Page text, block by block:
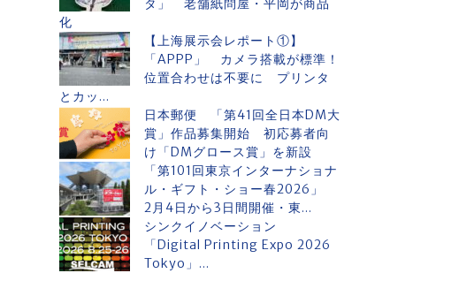
タ」 老舗紙問屋・平岡が商品
化
【上海展示会レポート①】
「APPP」 カメラ搭載が標準！
位置合わせは不要に プリンタ
とカッ...
日本郵便 「第41回全日本DM大
賞」作品募集開始 初応募者向
け「DMグロース賞」を新設
「第101回東京インターナショナ
ル・ギフト・ショー春2026」
2月4日から3日間開催・東...
シンクイノベーション
「Digital Printing Expo 2026
Tokyo」...